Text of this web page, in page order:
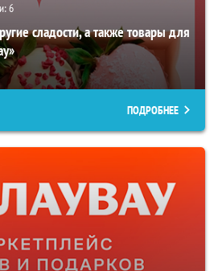
6
сладости, а также товары для
ПОДРОБНЕЕ